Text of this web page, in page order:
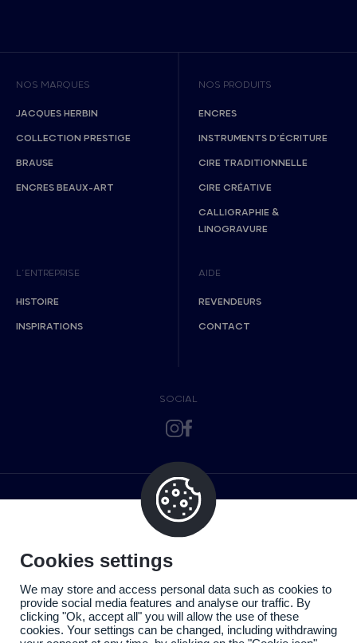
NOS MARQUES
JACQUES HERBIN
COLLECTION PRESTIGE
BRAUSE
ENCRES BEAUX-ART
NOS PRODUITS
ENCRES
INSTRUMENTS D’ÉCRITURE
CIRE TRADITIONNELLE
CIRE CRÉATIVE
CALLIGRAPHIE &
LINOGRAVURE
L’ENTREPRISE
HISTOIRE
INSPIRATIONS
AIDE
REVENDEURS
CONTACT
SOCIAL
Cookies settings
We may store and access personal data such as cookies to
provide social media features and analyse our traffic. By
clicking "Ok, accept all" you will allow the use of these
cookies. Your settings can be changed, including withdrawing